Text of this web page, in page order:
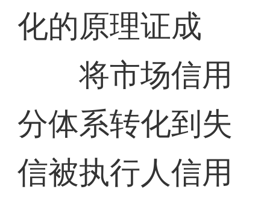
化的原理证成
将市场信用
分体系转化到失
信被执行人信用